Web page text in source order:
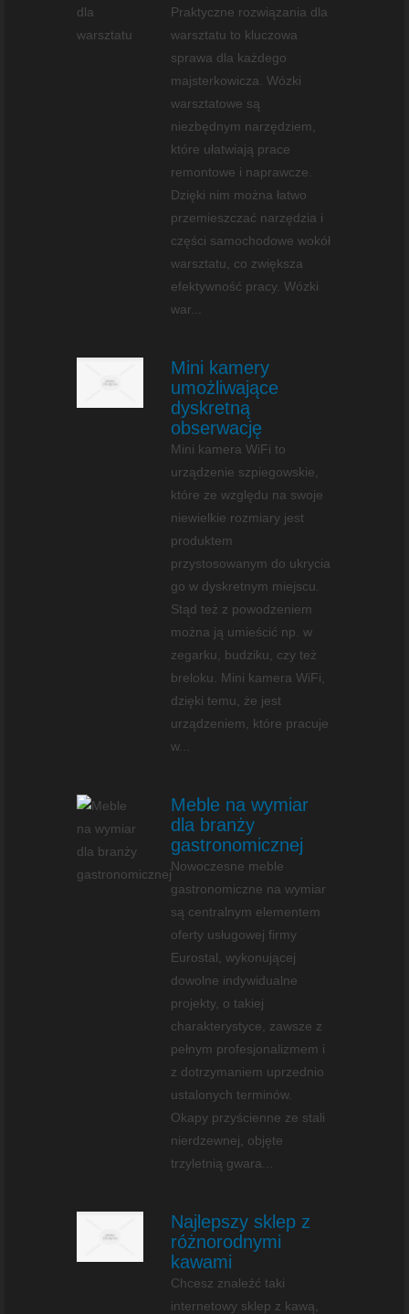
Praktyczne rozwiązania dla
warsztatu to kluczowa
sprawa dla każdego
majsterkowicza. Wózki
warsztatowe są
niezbędnym narzędziem,
które ułatwiają prace
remontowe i naprawcze.
Dzięki nim można łatwo
przemieszczać narzędzia i
części samochodowe wokół
warsztatu, co zwiększa
efektywność pracy. Wózki
war...
Mini kamery
umożliwające
dyskretną
obserwację
Mini kamera WiFi to
urządzenie szpiegowskie,
które ze względu na swoje
niewielkie rozmiary jest
produktem
przystosowanym do ukrycia
go w dyskretnym miejscu.
Stąd też z powodzeniem
można ją umieścić np. w
zegarku, budziku, czy też
breloku. Mini kamera WiFi,
dzięki temu, że jest
urządzeniem, które pracuje
w...
Meble na wymiar
dla branży
gastronomicznej
Nowoczesne meble
gastronomiczne na wymiar
są centralnym elementem
oferty usługowej firmy
Eurostal, wykonującej
dowolne indywidualne
projekty, o takiej
charakterystyce, zawsze z
pełnym profesjonalizmem i
z dotrzymaniem uprzednio
ustalonych terminów.
Okapy przyścienne ze stali
nierdzewnej, objęte
trzyletnią gwara...
Najlepszy sklep z
różnorodnymi
kawami
Chcesz znaleźć taki
internetowy sklep z kawą,